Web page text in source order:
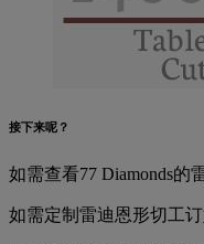
接下来呢？
如需查看77 Diamonds的
如需定制雷迪恩形切工订